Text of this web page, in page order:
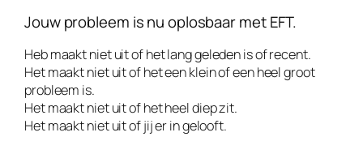
Jouw probleem is nu oplosbaar met EFT.
Heb maakt niet uit of het lang geleden is of recent.
Het maakt niet uit of het een klein of een heel groot
probleem is.
Het maakt niet uit of het heel diep zit.
Het maakt niet uit of jij er in gelooft.